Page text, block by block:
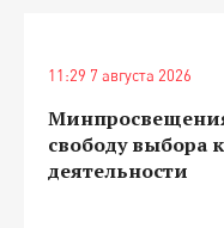
11:29 7 августа 2026
свободу выбора
деятельности